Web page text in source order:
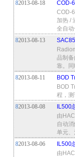
82013-08-18
COD-
COD-
加热 /
全自
82013-08-13
品制
靠。
82013-08-11
BOD
BOD
程，
82013-08-08
IL500
由
自动
单元
82013-08-06
IL500
由